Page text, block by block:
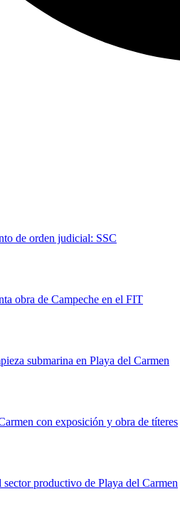
de orden judicial: SSC
obra de Campeche en el FIT
submarina en Playa del Carmen
con exposición y obra de títeres
productivo de Playa del Carmen